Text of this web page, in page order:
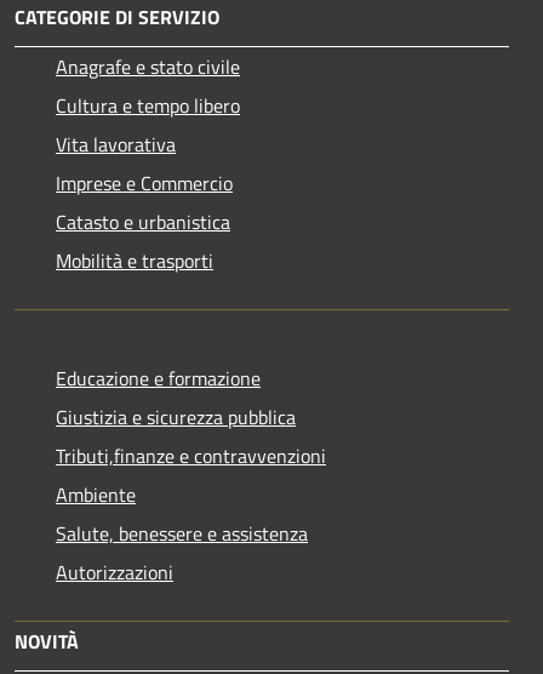
CATEGORIE DI SERVIZIO
Anagrafe e stato civile
Cultura e tempo libero
Vita lavorativa
Imprese e Commercio
Catasto e urbanistica
Mobilità e trasporti
Educazione e formazione
Giustizia e sicurezza pubblica
Tributi,finanze e contravvenzioni
Ambiente
Salute, benessere e assistenza
Autorizzazioni
NOVITÀ